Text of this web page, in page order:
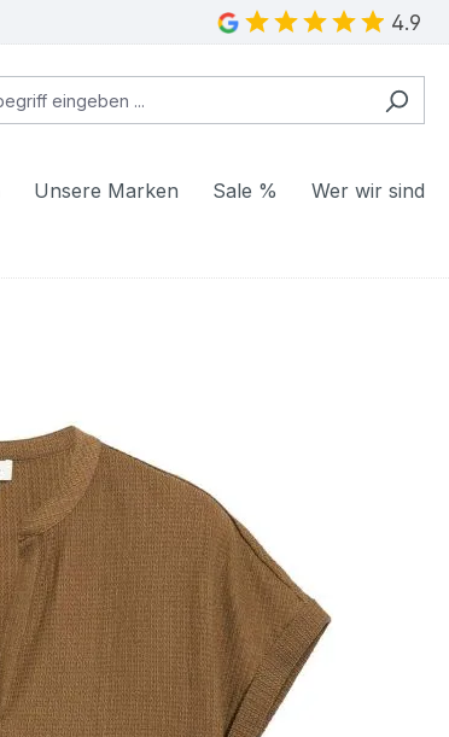
4.9
Unsere Marken Sale % Wer wir sind